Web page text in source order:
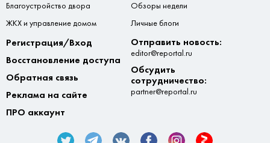
Благоустройство двора
ЖКХ и управление домом
Обзоры недели
Личные блоги
Регистрация/Вход
Восстановление доступа
Обратная связь
Реклама на сайте
ПРО аккаунт
Отправить новость:
editor@reportal.ru
Обсудить
сотрудничество:
partner@reportal.ru